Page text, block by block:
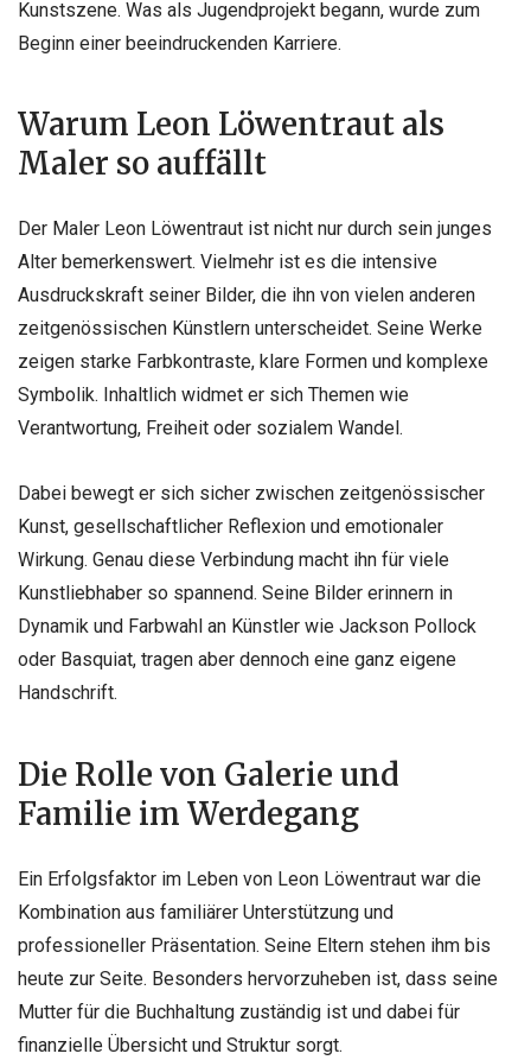
Kunstszene. Was als Jugendprojekt begann, wurde zum
Beginn einer beeindruckenden Karriere.
Warum Leon Löwentraut als
Maler so auffällt
Der Maler Leon Löwentraut ist nicht nur durch sein junges
Alter bemerkenswert. Vielmehr ist es die intensive
Ausdruckskraft seiner Bilder, die ihn von vielen anderen
zeitgenössischen Künstlern unterscheidet. Seine Werke
zeigen starke Farbkontraste, klare Formen und komplexe
Symbolik. Inhaltlich widmet er sich Themen wie
Verantwortung, Freiheit oder sozialem Wandel.
Dabei bewegt er sich sicher zwischen zeitgenössischer
Kunst, gesellschaftlicher Reflexion und emotionaler
Wirkung. Genau diese Verbindung macht ihn für viele
Kunstliebhaber so spannend. Seine Bilder erinnern in
Dynamik und Farbwahl an Künstler wie Jackson Pollock
oder Basquiat, tragen aber dennoch eine ganz eigene
Handschrift.
Die Rolle von Galerie und
Familie im Werdegang
Ein Erfolgsfaktor im Leben von Leon Löwentraut war die
Kombination aus familiärer Unterstützung und
professioneller Präsentation. Seine Eltern stehen ihm bis
heute zur Seite. Besonders hervorzuheben ist, dass seine
Mutter für die Buchhaltung zuständig ist und dabei für
finanzielle Übersicht und Struktur sorgt.